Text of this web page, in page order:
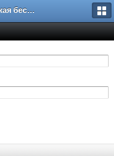
Батумская беседка